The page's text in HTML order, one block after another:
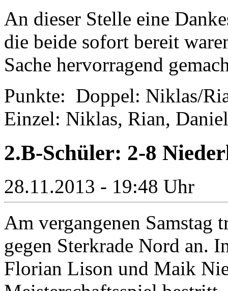
An dieser Stelle eine
die beide sofort bereit
Sache hervorragend
Punkte: Doppel: Niklas/
Einzel: Niklas, Rian,
2.B-Schüler: 2-8
28.11.2013 - 19:48 Uhr
Am vergangenen Samstag
gegen Sterkrade Nord an.
Florian Lison und Maik